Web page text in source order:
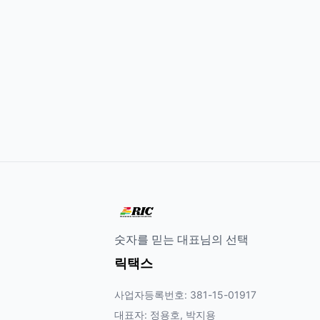
숫자를 믿는 대표님의 선택
릭택스
사업자등록번호: 381-15-01917
대표자: 정용호, 박지용